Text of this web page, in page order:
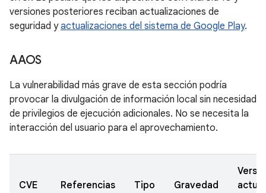
versiones posteriores reciban actualizaciones de
seguridad yactualizaciones del sistema de Google Play.
AAOS
La vulnerabilidad más grave de esta sección podría
provocar la divulgación de información local sin necesidad
de privilegios de ejecución adicionales. No se necesita la
interacción del usuario para el aprovechamiento.
CVE Referencias Tipo Gravedad